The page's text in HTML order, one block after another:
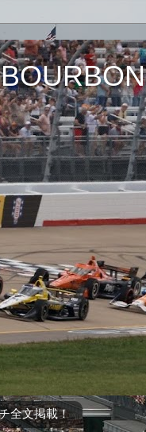
全文掲載！